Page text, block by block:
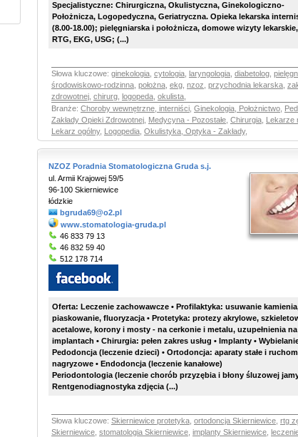
Specjalistyczne: Chirurgiczna, Okulistyczna, Ginekologiczno-
Położnicza, Logopedyczna, Geriatryczna. Opieka lekarska
(8.00-18.00); pielęgniarska i położnicza, domowe wizyty
RTG, EKG, USG; (...)
Słowa kluczowe: ginekologia cytologia laryngologia diabetolog
środowiskowo-rodzinna położna ekg nzoz przychodnia lekarska
zdrowotnej chirurg logopeda okulista
Branże: Choroby wewnętrzne, interniści Ginekologia, Położnictwo
Zakłady Opieki Zdrowotnej Medycyna - Pozostałe Chirurgia Lekarze
Lekarz ogólny, Logopedia Okulistyka, Optyka - Zakłady,
NZOZ Poradnia Stomatologiczna Gruda s.j.
ul. Armii Krajowej 59/5
96-100 Skierniewice
łódzkie
bgruda69@o2.pl
www.stomatologia-gruda.pl
46 833 79 13
46 832 59 40
512 178 714
Oferta: Leczenie zachowawcze • Profilaktyka: usuwanie
piaskowanie, fluoryzacja • Protetyka: protezy akrylowe,
acetalowe, korony i mosty - na cerkonie i metalu, uzupełnienia na
implantach • Chirurgia: pełen zakres usług • Implanty •
Pedodoncja (leczenie dzieci) • Ortodoncja: aparaty stałe i
nagryzowe • Endodoncja (leczenie kanałowe)
Periodontologia (leczenie chorób przyzębia i błony śluzowej
Rentgenodiagnostyka zdjęcia (...)
Słowa kluczowe: Skierniewice protetyka ortodoncja Skierniewice rtg
Skierniewice stomatologia Skierniewice implanty Skierniewice